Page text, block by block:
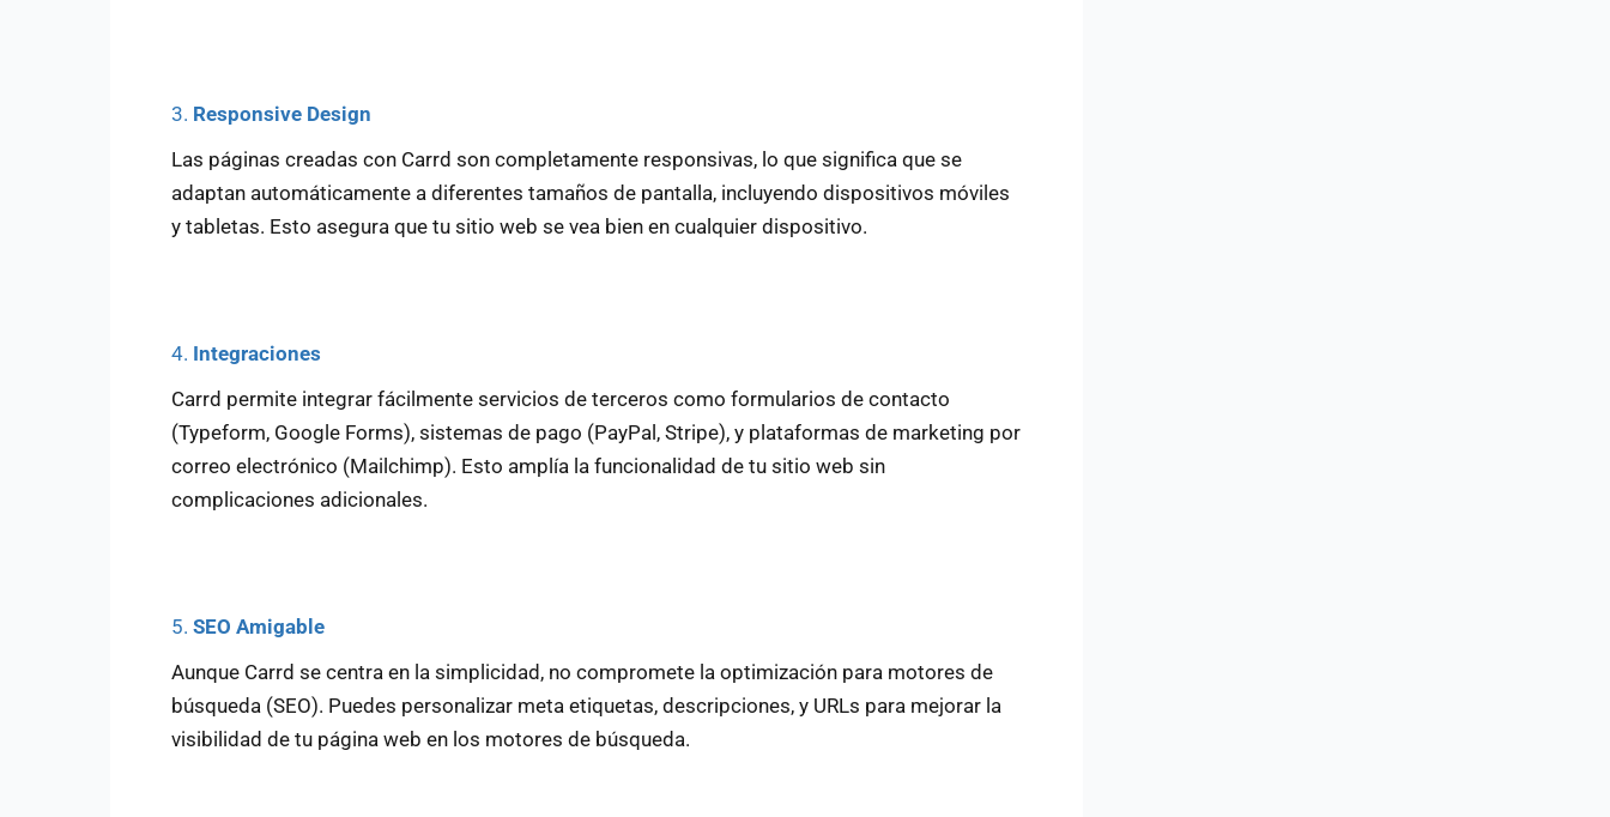
3. Responsive Design
Las páginas creadas con Carrd son completamente responsivas, lo que significa que se
adaptan automáticamente a diferentes tamaños de pantalla, incluyendo dispositivos móviles
y tabletas. Esto asegura que tu sitio web se vea bien en cualquier dispositivo.
4. Integraciones
Carrd permite integrar fácilmente servicios de terceros como formularios de contacto
(Typeform, Google Forms), sistemas de pago (PayPal, Stripe), y plataformas de marketing por
correo electrónico (Mailchimp). Esto amplía la funcionalidad de tu sitio web sin
complicaciones adicionales.
5. SEO Amigable
Aunque Carrd se centra en la simplicidad, no compromete la optimización para motores de
búsqueda (SEO). Puedes personalizar meta etiquetas, descripciones, y URLs para mejorar la
visibilidad de tu página web en los motores de búsqueda.